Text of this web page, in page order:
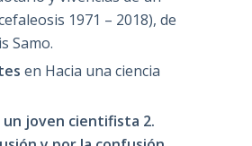
1971 – 2018), de
Samo.
en Hacia una ciencia
joven cientifista 2.